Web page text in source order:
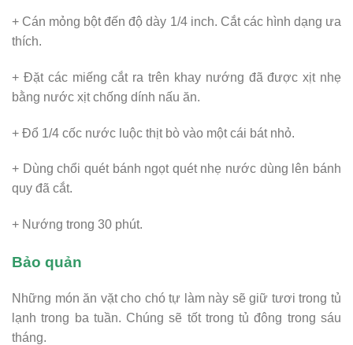
+ Cán mỏng bột đến độ dày 1/4 inch. Cắt các hình dạng ưa
thích.
+ Đặt các miếng cắt ra trên khay nướng đã được xịt nhẹ
bằng nước xịt chống dính nấu ăn.
+ Đổ 1/4 cốc nước luộc thịt bò vào một cái bát nhỏ.
+ Dùng chổi quét bánh ngọt quét nhẹ nước dùng lên bánh
quy đã cắt.
+ Nướng trong 30 phút.
Bảo quản
Những món ăn vặt cho chó tự làm này sẽ giữ tươi trong tủ
lạnh trong ba tuần. Chúng sẽ tốt trong tủ đông trong sáu
tháng.